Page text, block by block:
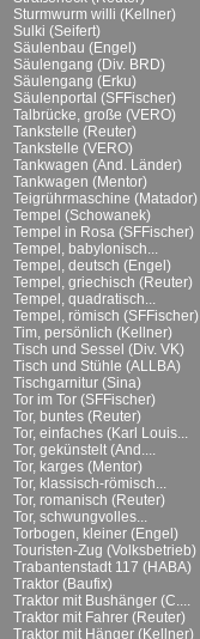
Sturmwurm willi (Kellner)
Sulki (Seifert)
Säulenbau (Engel)
Säulengang (Div. BRD)
Säulengang (Erku)
Säulenportal (SFFischer)
Talbrücke, große (VERO)
Tankstelle (Reuter)
Tankstelle (VERO)
Tankwagen (And. Länder)
Tankwagen (Mentor)
Teigrührmaschine (Matador)
Tempel (Schowanek)
Tempel in Rosa (SFFischer)
Tempel, babylonisch...
Tempel, deutsch (Engel)
Tempel, griechisch (Reuter)
Tempel, quadratisch...
Tempel, römisch (SFFischer)
Tim, persönlich (Kellner)
Tisch und Sessel (Div. VK)
Tisch und Stühle (ALLBA)
Tischgarnitur (Sina)
Tor im Tor (SFFischer)
Tor, buntes (Reuter)
Tor, einfaches (Karl Louis...
Tor, gekünstelt (And....
Tor, karges (Mentor)
Tor, klassisch-römisch...
Tor, romanisch (Reuter)
Tor, schwungvolles...
Torbogen, kleiner (Engel)
Touristen-Zug (Volksbetrieb)
Trabantenstadt 117 (HABA)
Traktor (Baufix)
Traktor mit Bushänger (C....
Traktor mit Fahrer (Reuter)
Traktor mit Hänger (Kellner)